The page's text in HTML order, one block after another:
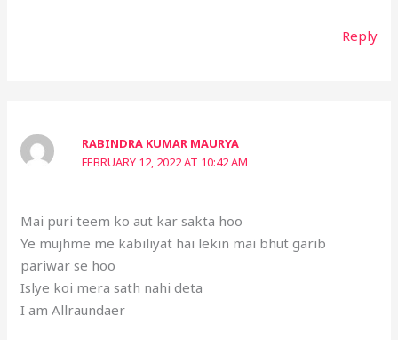
Reply
RABINDRA KUMAR MAURYA
FEBRUARY 12, 2022 AT 10:42 AM
Mai puri teem ko aut kar sakta hoo
Ye mujhme me kabiliyat hai lekin mai bhut garib
pariwar se hoo
Islye koi mera sath nahi deta
I am Allraundaer